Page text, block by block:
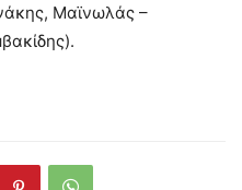
Μαϊνωλάς –